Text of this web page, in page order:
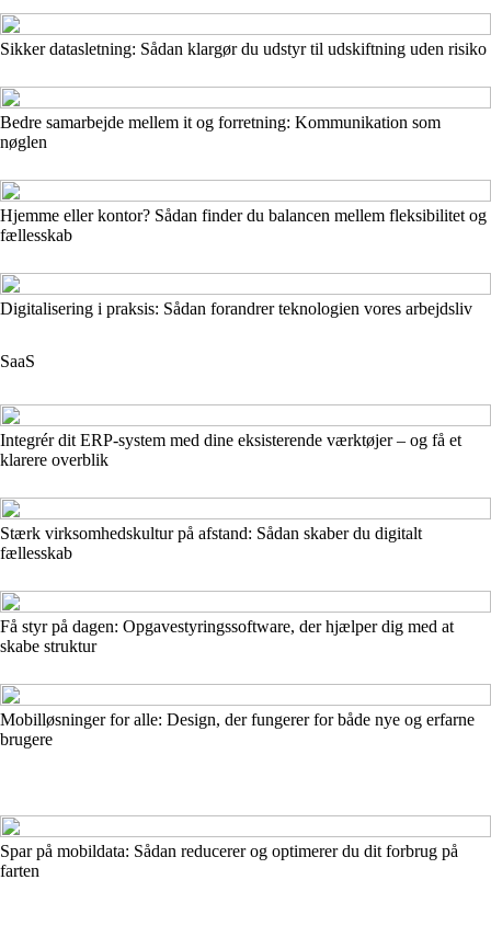
Sikker datasletning: Sådan klargør du udstyr til udskiftning uden risiko
Bedre samarbejde mellem it og forretning: Kommunikation som
nøglen
Hjemme eller kontor? Sådan finder du balancen mellem fleksibilitet og
fællesskab
Digitalisering i praksis: Sådan forandrer teknologien vores arbejdsliv
SaaS
Integrér dit ERP-system med dine eksisterende værktøjer – og få et
klarere overblik
Stærk virksomhedskultur på afstand: Sådan skaber du digitalt
fællesskab
Få styr på dagen: Opgavestyringssoftware, der hjælper dig med at
skabe struktur
Mobil­løsninger for alle: Design, der fungerer for både nye og erfarne
brugere
Spar på mobildata: Sådan reducerer og optimerer du dit forbrug på
farten